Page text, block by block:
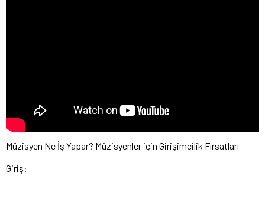
Müzisyen Ne İş Yapar? Müzisyenler için Girişimcilik Fırsatları
Giriş: